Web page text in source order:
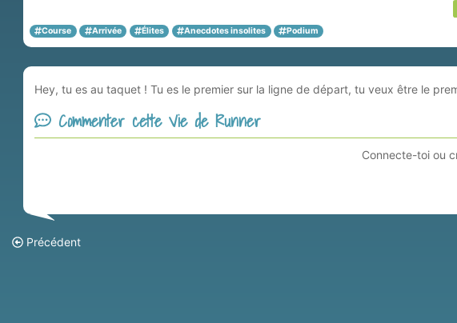
Course Arrivée Élites Anecdotes insolites Podium
Hey, tu es au taquet ! Tu es le premier sur la ligne de départ, tu veux être le
Commenter cette Vie de Runner
Connecte-toi ou
Précédent